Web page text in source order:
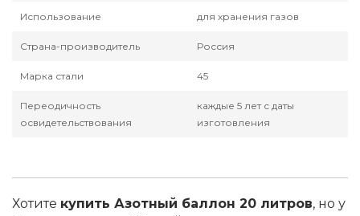
Использование для хранения газов
Страна-производитель Россия
Марка стали 45
Переодичность
освидетельствования
каждые 5 лет с даты
изготовления
Хотите купить Азотный баллон 20 литров, но у